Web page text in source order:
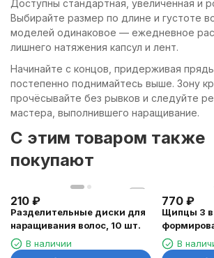
Доступны стандартная, увеличенная и
Выбирайте размер по длине и густоте
моделей одинаковое — ежедневное
лишнего натяжения капсул и лент.
Начинайте с концов, придерживая
постепенно поднимайтесь выше. Зону
прочёсывайте без рывков и следуйте
мастера, выполнившего наращивание.
C этим товаром также
покупают
210 ₽
Разделительные диски для
наращивания волос, 10 шт.
В наличии
770 ₽
Щипцы 3 в
капсул, 14
В